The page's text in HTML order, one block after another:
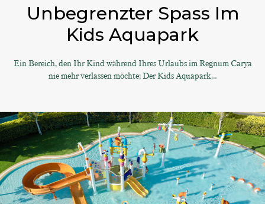
Unbegrenzter Spass Im
Kids Aquapark
Ein Bereich, den Ihr Kind während Ihres Urlaubs im Regnum Carya
nie mehr verlassen möchte; Der Kids Aquapark…